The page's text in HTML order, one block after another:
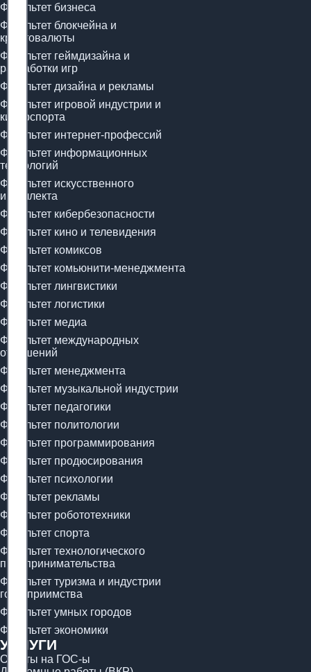
Факультет бизнеса
Факультет блокчейна и
криптовалюты
Факультет геймдизайна и
разработки игр
Факультет дизайна и рекламы
Факультет игровой индустрии и
киберспорта
Факультет интернет-профессий
Факультет информационных
технологий
Факультет искусственного
интеллекта
Факультет кибербезопасности
Факультет кино и телевидения
Факультет комиксов
Факультет комьюнити-менеджмента
Факультет лингвистики
Факультет логистики
Факультет медиа
Факультет международных
отношений
Факультет менеджмента
Факультет музыкальной индустрии
Факультет педагогики
Факультет политологии
Факультет программирования
Факультет продюсирования
Факультет психологии
Факультет рекламы
Факультет робототехники
Факультет спорта
Факультет технологического
предпринимательства
Факультет туризма и индустрии
гостеприимства
Факультет умных городов
Факультет экономики
УСЛУГИ
Ответы на ГОС-ы